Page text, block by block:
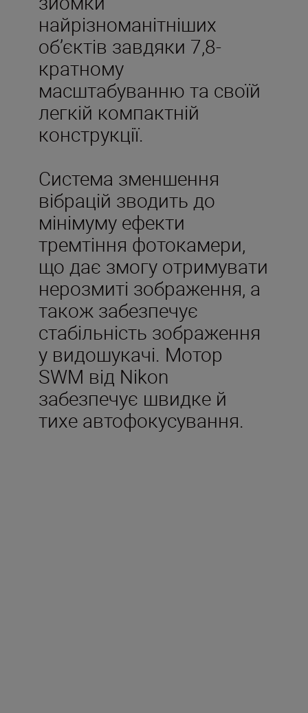
найрізноманітніших
об’єктів завдяки 7,8-
кратному
масштабуванню та своїй
легкій компактній
конструкції.
Система зменшення
вібрацій зводить до
мінімуму ефекти
тремтіння фотокамери,
що дає змогу отримувати
нерозмиті зображення, а
також забезпечує
стабільність зображення
у видошукачі. Мотор
SWM від Nikon
забезпечує швидке й
тихе автофокусування.